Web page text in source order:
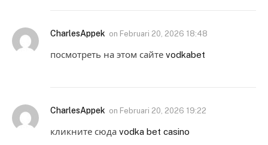
CharlesAppek on Februari 20, 2026 18:48
посмотреть на этом сайте vodkabet
CharlesAppek on Februari 20, 2026 19:22
кликните сюда vodka bet casino